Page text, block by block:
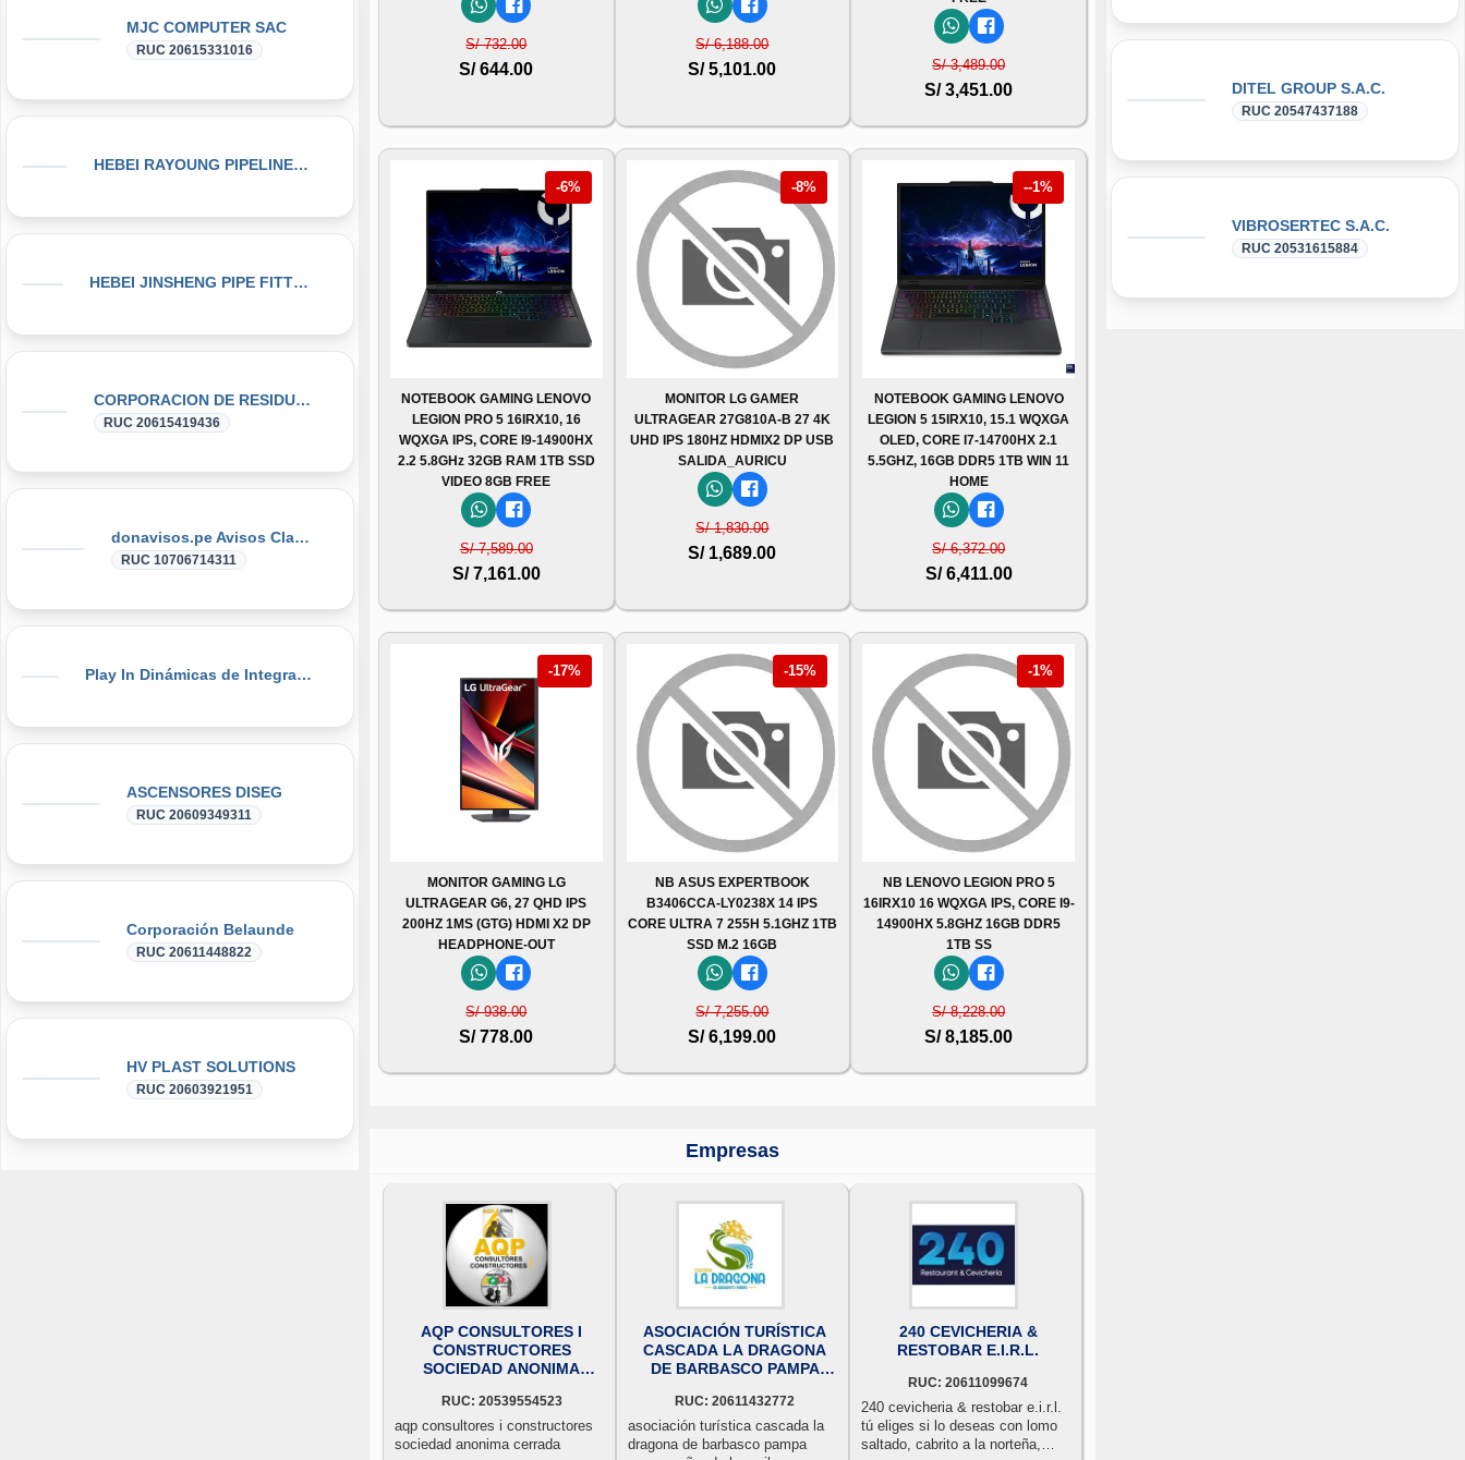
MJC COMPUTER SAC
RUC 20615331016
HEBEI RAYOUNG PIPELINE TECHNOLOGY CO., LTD
HEBEI JINSHENG PIPE FITTING MANUFACTURING CO., LT
CORPORACION DE RESIDUOS SEGOVIA.PERU SAC
RUC 20615419436
donavisos.pe Avisos Clasificados
RUC 10706714311
Play In Dinámicas de Integración, Gymkanas, Eventos Corporativos
ASCENSORES DISEG
RUC 20609349311
Corporación Belaunde
RUC 20611448822
HV PLAST SOLUTIONS
RUC 20603921951
S/ 732.00
S/ 644.00
S/ 6,188.00
S/ 5,101.00 S/ 3,489.00
S/ 3,451.00
-6%
NOTEBOOK GAMING LENOVO
LEGION PRO 5 16IRX10, 16
WQXGA IPS, CORE I9-14900HX
2.2 5.8GHz 32GB RAM 1TB SSD
VIDEO 8GB FREE
S/ 7,589.00
S/ 7,161.00
-8%
MONITOR LG GAMER
ULTRAGEAR 27G810A-B 27 4K
UHD IPS 180HZ HDMIX2 DP USB
SALIDA_AURICU
S/ 1,830.00
S/ 1,689.00
--1%
NOTEBOOK GAMING LENOVO
LEGION 5 15IRX10, 15.1 WQXGA
OLED, CORE I7-14700HX 2.1
5.5GHZ, 16GB DDR5 1TB WIN 11
HOME
S/ 6,372.00
S/ 6,411.00
-17%
MONITOR GAMING LG
ULTRAGEAR G6, 27 QHD IPS
200HZ 1MS (GTG) HDMI X2 DP
HEADPHONE-OUT
S/ 938.00
S/ 778.00
-15%
NB ASUS EXPERTBOOK
B3406CCA-LY0238X 14 IPS
CORE ULTRA 7 255H 5.1GHZ 1TB
SSD M.2 16GB
S/ 7,255.00
S/ 6,199.00
-1%
NB LENOVO LEGION PRO 5
16IRX10 16 WQXGA IPS, CORE I9-
14900HX 5.8GHZ 16GB DDR5
1TB SS
S/ 8,228.00
S/ 8,185.00
Empresas
AQP CONSULTORES I
CONSTRUCTORES
SOCIEDAD ANONIMA
RUC: 20539554523
aqp consultores i constructores
sociedad anonima cerrada
ASOCIACIÓN TURÍSTICA
CASCADA LA DRAGONA
DE BARBASCO PAMPA
MILAGROS
RUC: 20611432772
asociación turística cascada la
dragona de barbasco pampa
240 CEVICHERIA &
RESTOBAR E.I.R.L.
RUC: 20611099674
240 cevicheria & restobar e.i.r.l.
tú eliges si lo deseas con lomo
saltado, cabrito a la norteña,
DITEL GROUP S.A.C.
RUC 20547437188
VIBROSERTEC S.A.C.
RUC 20531615884